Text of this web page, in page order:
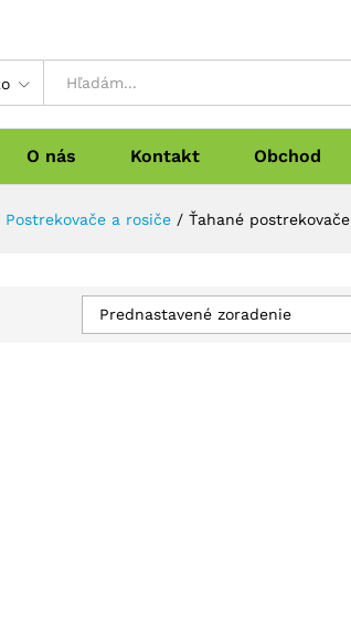
O nás Kontakt Obchod
Postrekovače a rosiče / Ťahané postrekovače
Prednastavené zoradenie